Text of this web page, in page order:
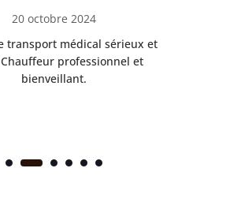
20 octobre 2024
transport médical sérieux et
professionnel et
bienveillant.